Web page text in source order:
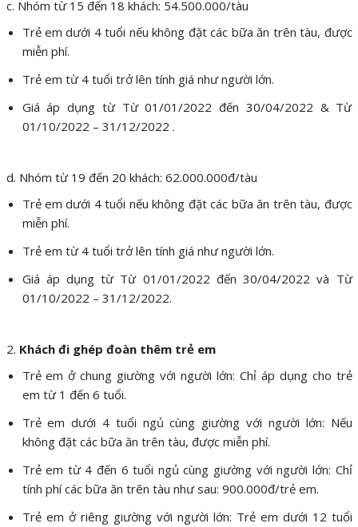
c. Nhóm từ 15 đến 18 khách: 54.500.000/tàu
Trẻ em dưới 4 tuổi nếu không đặt các bữa ăn trên tàu, được
miễn phí.
Trẻ em từ 4 tuổi trở lên tính giá như người lớn.
Giá áp dụng từ Từ 01/01/2022 đến 30/04/2022 & Từ
01/10/2022 – 31/12/2022 .
d. Nhóm từ 19 đến 20 khách: 62.000.000đ/tàu
Trẻ em dưới 4 tuổi nếu không đặt các bữa ăn trên tàu, được
miễn phí.
Trẻ em từ 4 tuổi trở lên tính giá như người lớn.
Giá áp dụng từ Từ 01/01/2022 đến 30/04/2022 và Từ
01/10/2022 – 31/12/2022.
2. Khách đi ghép đoàn thêm trẻ em
Trẻ em ở chung giường với người lớn: Chỉ áp dụng cho trẻ
em từ 1 đến 6 tuổi.
Trẻ em dưới 4 tuổi ngủ cùng giường với người lớn: Nếu
không đặt các bữa ăn trên tàu, được miễn phí.
Trẻ em từ 4 đến 6 tuổi ngủ cùng giường với người lớn: Chỉ
tính phí các bữa ăn trên tàu như sau: 900.000đ/trẻ em.
Trẻ em ở riêng giường với người lớn: Trẻ em dưới 12 tuổi